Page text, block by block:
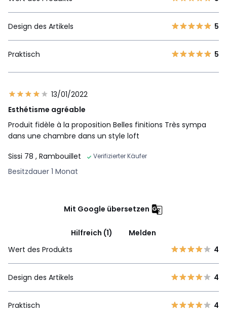
Design des Artikels 5
Praktisch 5
13/01/2022
Esthétisme agréable
Produit fidèle à la proposition Belles finitions Très sympa
dans une chambre dans un style loft
Sissi 78 , Rambouillet Verifizierter Käufer
Besitzdauer 1 Monat
Mit Google übersetzen
Hilfreich (1)
Melden
Wert des Produkts
4
Design des Artikels 4
Praktisch 4